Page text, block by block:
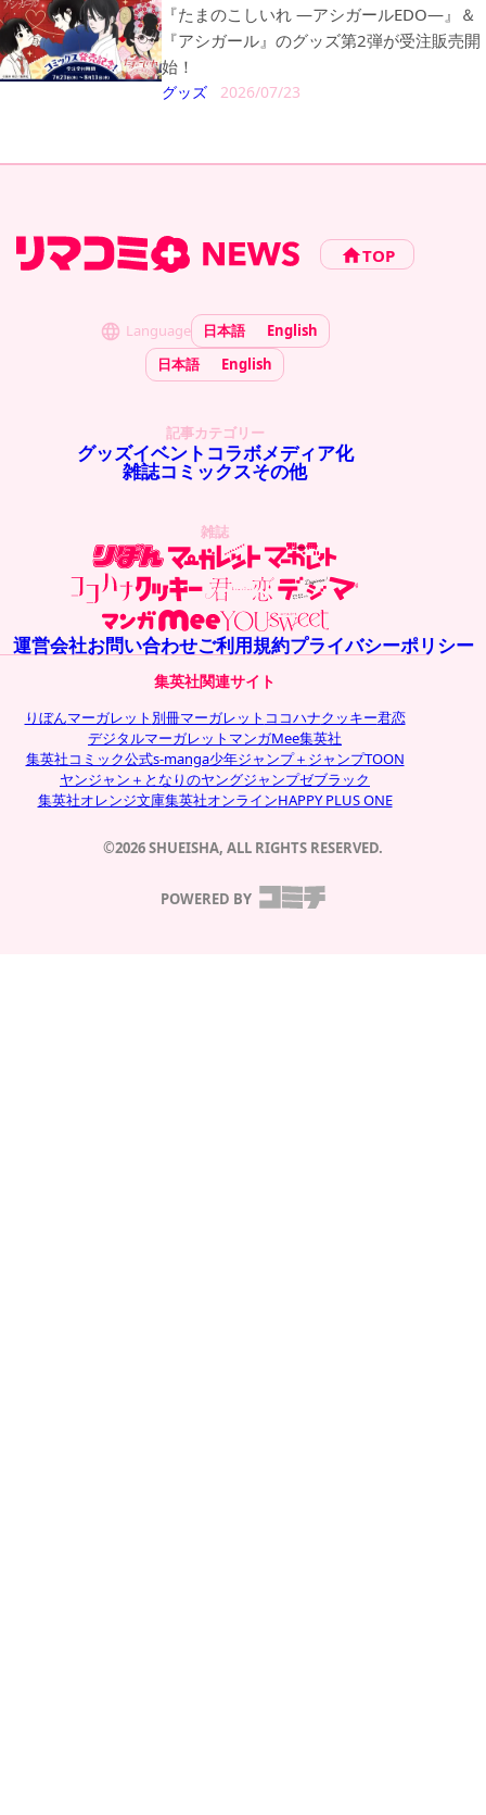
『たまのこしいれ ―アシガールEDO―』＆
『アシガール』のグッズ第2弾が受注販売開
始！
グッズ 2026/07/23
TOP
Language 日本語
English
日本語
English
記事カテゴリー
グッズイベント コラボメディア化
雑誌コミックスその他
雑誌
運営会社お問い合わせご利用規約プライバシーポリシー
集英社関連サイト
りぼんマーガレット 別冊マーガレット ココハナクッキー君恋
デジタルマーガレット マンガMee集英社
集英社コミック公式s-manga少年ジャンプ＋ ジャンプTOON
ヤンジャン＋ となりのヤングジャンプゼブラック
集英社オレンジ文庫集英社オンラインHAPPY PLUS ONE
©2026 SHUEISHA, ALL RIGHTS RESERVED.
POWERED BY